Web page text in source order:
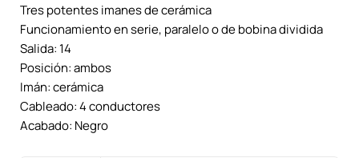
Tres potentes imanes de cerámica
Funcionamiento en serie, paralelo o de bobina dividida
Salida: 14
Posición: ambos
Imán: cerámica
Cableado: 4 conductores
Acabado: Negro